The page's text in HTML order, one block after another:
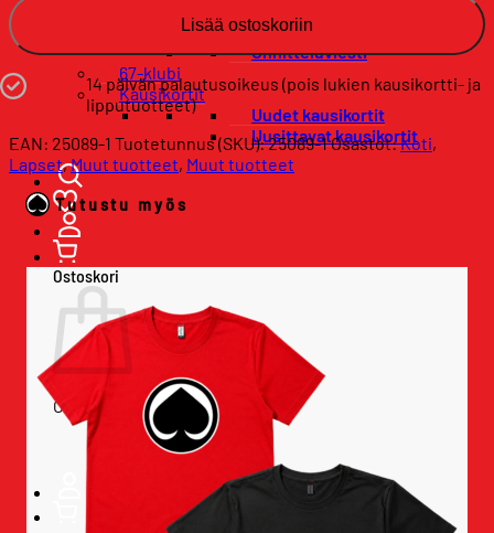
Konsertit
Onnitteluviesti
67-klubi
Kausikortit
Uudet kausikortit
Uusittavat kausikortit
Ostoskori
Ostoskori on tyhjä.
Takaisin kauppaan
Lisää ostoskoriin
14 päivän palautusoikeus (pois lukien kausikortti- ja
lipputuotteet)
EAN: 25089-1 Tuotetunnus (SKU):25089-1Osastot:Koti,
Lapset,Muut tuotteet, Muut tuotteet
Tutustu myös